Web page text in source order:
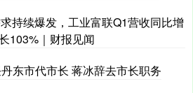
持续爆发，工业富联Q1营收同比增
103%｜财报见闻
东市代市长 蒋冰辞去市长职务